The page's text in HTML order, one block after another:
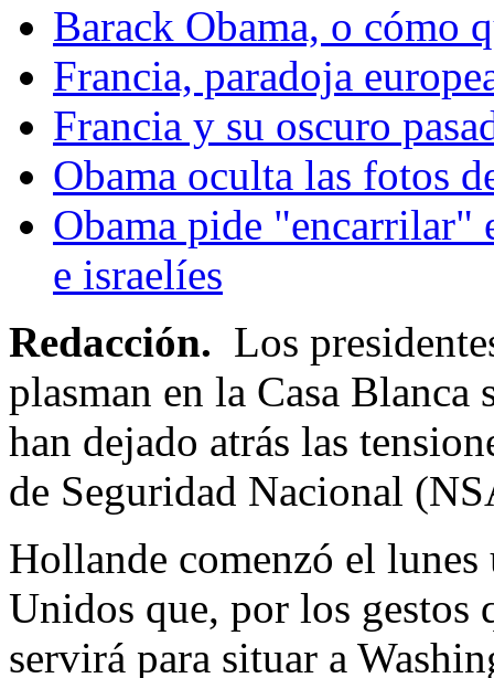
Barack Obama, o cómo
Francia, paradoja
Francia y su oscuro
Obama oculta las fotos
Obama pide "encarrilar"
e israelíes
Redacción. Los
plasman en la Casa
han dejado atrás las
de Seguridad Nacional
Hollande comenzó el
Unidos que, por los gestos
servirá para situar a